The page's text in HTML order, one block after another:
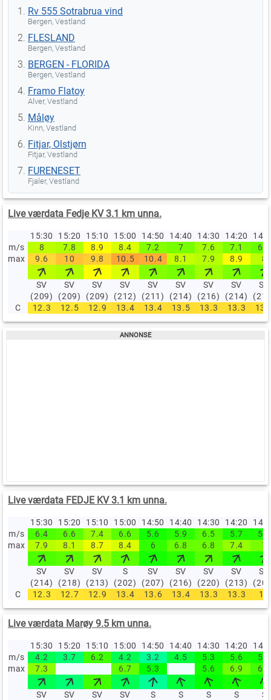
Rv 555 Sotrabrua vind
Bergen, Vestland
FLESLAND
Bergen, Vestland
BERGEN - FLORIDA
Bergen, Vestland
Framo Flatoy
Alver, Vestland
Måløy
Kinn, Vestland
Fitjar, Olstjørn
Fitjar, Vestland
FURENESET
Fjaler, Vestland
Live værdata Fedje KV 3.1 km unna.
15:30 15:20 15:10 15:00 14:50 14:40 14:30 14:20
m/s
8 7.8 8.9 8.4 7.2 7 7.6 7.1
6.8
max
9.6 10 9.8 10.5 10.4 8.1 7.9 8.9 8
SV
(209)
SV
(209)
SV
(209)
SV
(212)
SV
(211)
SV
(214)
SV
(216)
SV
(214)
SV
C
12.3 12.5 12.9 13.4 13.4 13.5 13.3 13.3
Live værdata FEDJE KV 3.1 km unna.
15:30 15:20 15:10 15:00 14:50 14:40 14:30 14:20
m/s
6.4 6.6 7.4 6.6 5.6 5.9 6.5 5.7
5.7
max
7.9 8.1 8.7 8.4 6 6.8 6.8 7.4 7
SV
(214)
SV
(218)
SV
(213)
S
(202)
SV
(207)
SV
(216)
SV
(220)
SV
(213)
SV
C
12.3 12.7 12.9 13.4 13.6 13.4 13.3 13.3 13
Live værdata Marøy 9.5 km unna.
15:30 15:20 15:10 15:00 14:50 14:40 14:30 14:20
m/s
4.2 3.7 6.2 4.2 3.2 4.5 5.3 5.6
5.5
max
7.3 6.7 5.3 5.6 6.9 6.2
SV
SV
SV
SV
S
S
S
S
S